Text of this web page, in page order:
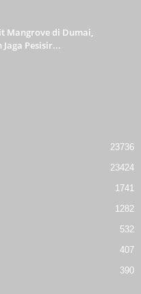
Mangrove di Dumai,
Pesisir...
23736
23424
1741
1282
532
407
390